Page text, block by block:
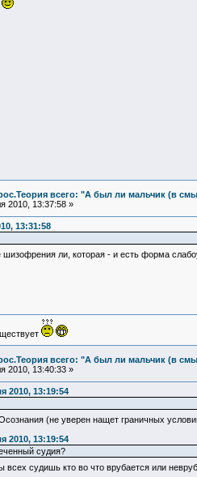
всего: "А был ли мальчик (в
2010, 13:37:58 »
13:31:58
ли, которая - и есть форма
всего: "А был ли мальчик (в
2010, 13:40:33 »
2010, 13:19:54
(не уверен нащет граничных
2010, 13:19:54
судия?
всех судишь кто во что врубается или